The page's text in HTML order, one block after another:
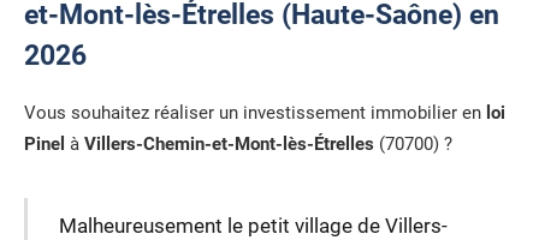
et-Mont-lès-Étrelles (Haute-Saône) en
2026
Vous souhaitez réaliser un investissement immobilier en loi
Pinel à Villers-Chemin-et-Mont-lès-Étrelles (70700) ?
Malheureusement le petit village de Villers-